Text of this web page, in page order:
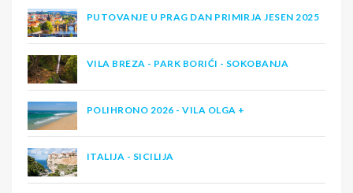
PUTOVANJE U PRAG DAN PRIMIRJA JESEN 2025
VILA BREZA - PARK BORIĆI - SOKOBANJA
POLIHRONO 2026 - VILA OLGA +
ITALIJA - SICILIJA